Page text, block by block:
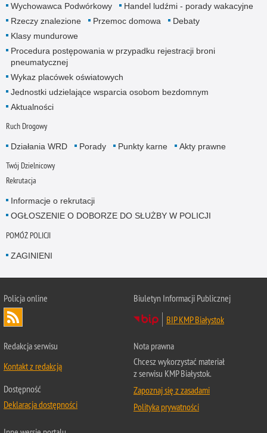
Wychowawca Podwórkowy
Handel ludźmi - porady wakacyjne
Rzeczy znalezione
Przemoc domowa
Debaty
Klasy mundurowe
Procedura postępowania w przypadku rejestracji broni
pneumatycznej
Wykaz placówek oświatowych
Jednostki udzielające wsparcia osobom bezdomnym
Aktualności
Ruch Drogowy
Działania WRD Porady Punkty karne Akty prawne
Twój Dzielnicowy
Rekrutacja
Informacje o rekrutacji
OGŁOSZENIE O DOBORZE DO SŁUŻBY W POLICJI
POMÓŻ POLICJI
ZAGINIENI
Policja online
Biuletyn Informacji Publicznej
BIP KMP Białystok
Redakcja serwisu
Kontakt z redakcją
Dostępność
Deklaracja dostępności
Nota prawna
Chcesz wykorzystać materiał
z serwisu KMP Białystok.
Zapoznaj się z zasadami
Polityka prywatności